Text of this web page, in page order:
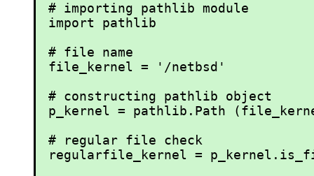
# importing pathlib module
import pathlib
# file name
file_kernel = '/netbsd'
# constructing pathlib object
p_kernel = pathlib.Path
# regular file check
regularfile_kernel =